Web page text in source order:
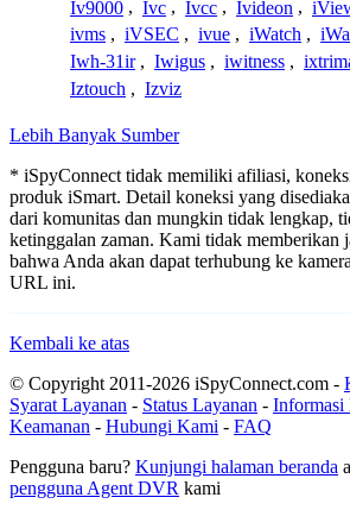
Iv9000 , Ivc , Ivcc , Ivideon ,
ivms , iVSEC , ivue , iWatch ,
Iwh-31ir , Iwigus , iwitness ,
Iztouch , Izviz
Lebih Banyak Sumber
* iSpyConnect tidak memiliki afiliasi,
produk iSmart. Detail koneksi yang
dari komunitas dan mungkin tidak lengkap,
ketinggalan zaman. Kami tidak memberikan
bahwa Anda akan dapat terhubung ke
URL ini.
Kembali ke atas
© Copyright 2011-2026 iSpyConnect.com -
Syarat Layanan - Status Layanan - Informasi
Keamanan - Hubungi Kami - FAQ
Pengguna baru? Kunjungi halaman beranda
pengguna Agent DVR kami